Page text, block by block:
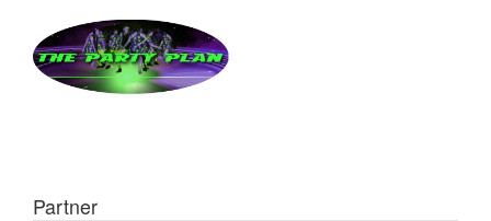
Partner